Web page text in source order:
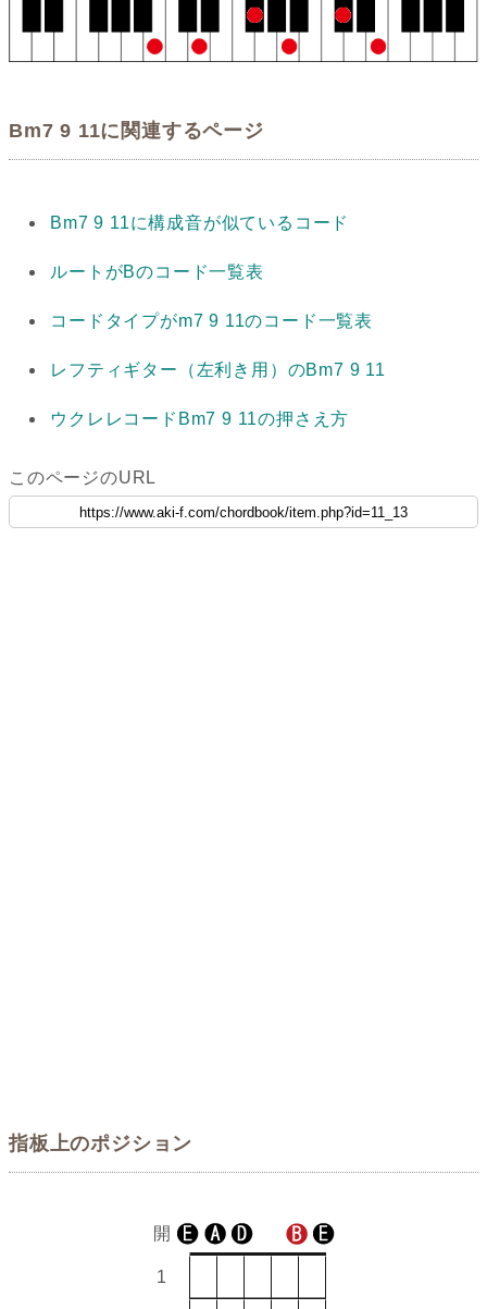
Bm7 9 11に関連するページ
Bm7 9 11に構成音が似ているコード
ルートがBのコード一覧表
コードタイプがm7 9 11のコード一覧表
レフティギター（左利き用）のBm7 9 11
ウクレレコードBm7 9 11の押さえ方
このページのURL
指板上のポジション
開
1